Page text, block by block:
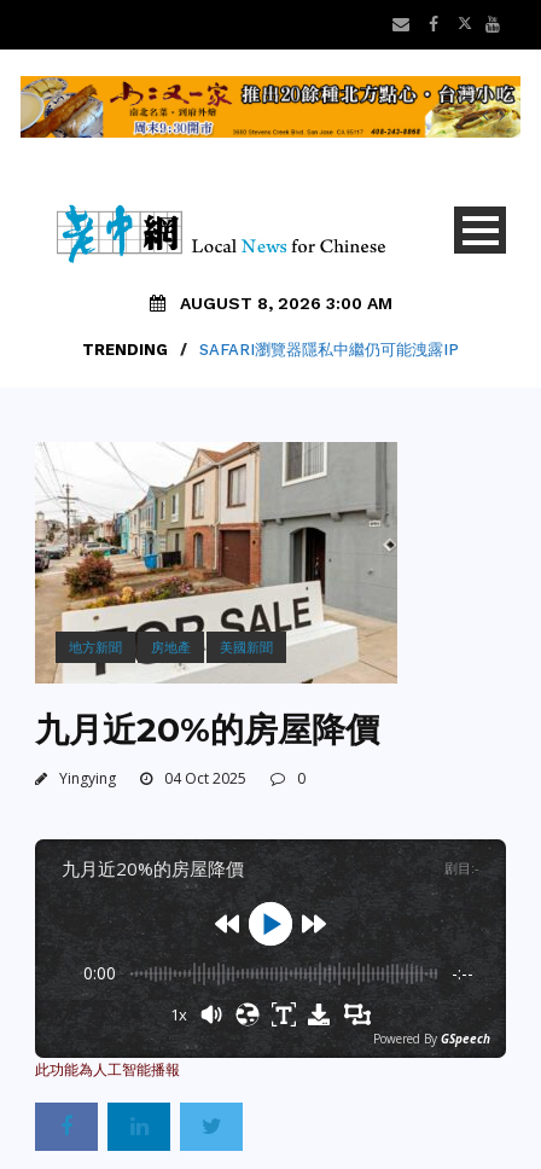
AUGUST 8, 2026 3:00 AM
TRENDING / SAFARI瀏覽器隱私中繼仍可能洩露IP
地方新聞 房地產 美國新聞
九月近20%的房屋降價
Yingying 04 Oct 2025 0
九月近20%的房屋降價 剧目 :-
0:00 -:--
1x
Powered By GSpeech